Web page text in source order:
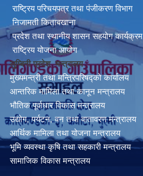
राष्ट्रिय परिचयपत्र तथा पंजीकरण विभाग
निजामती किताबखाना
प्रदेश तथा स्थानीय शासन सहयोग कार्यक्रम
राष्ट्रिय योजना आयोग
लुम्बिनी प्रदेश मन्त्रालय
मुख्यमन्त्री तथा मन्त्रिपरिषद्को कार्यालय
आन्तरिक मामिला तथा कानून मन्त्रालय
भौतिक पूर्वाधार विकास मन्त्रालय
उद्योग, पर्यटन, वन तथा वातावरण मन्त्रालय
आर्थिक मामिला तथा योजना मन्त्रालय
भूमि व्यवस्था कृषि तथा सहकारी मन्त्रालय
सामाजिक विकास मन्त्रालय